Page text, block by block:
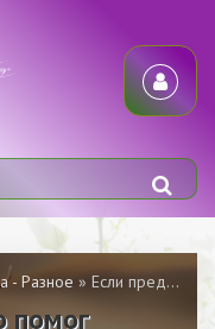
- Разное » Если предать того, кто помог
помог